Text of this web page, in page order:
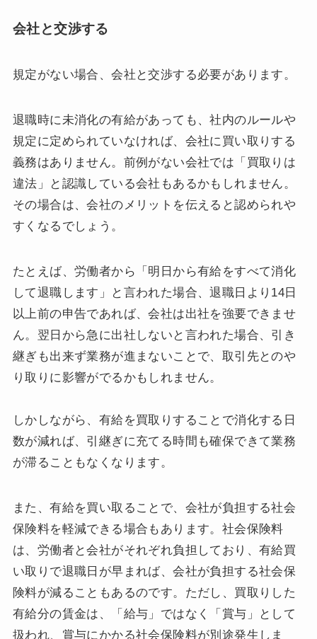
会社と交渉する
規定がない場合、会社と交渉する必要があります。
退職時に未消化の有給があっても、社内のルールや
規定に定められていなければ、会社に買い取りする
義務はありません。前例がない会社では「買取りは
違法」と認識している会社もあるかもしれません。
その場合は、会社のメリットを伝えると認められや
すくなるでしょう。
たとえば、労働者から「明日から有給をすべて消化
して退職します」と言われた場合、退職日より14日
以上前の申告であれば、会社は出社を強要できませ
ん。翌日から急に出社しないと言われた場合、引き
継ぎも出来ず業務が進まないことで、取引先とのや
り取りに影響がでるかもしれません。
しかしながら、有給を買取りすることで消化する日
数が減れば、引継ぎに充てる時間も確保できて業務
が滞ることもなくなります。
また、有給を買い取ることで、会社が負担する社会
保険料を軽減できる場合もあります。社会保険料
は、労働者と会社がそれぞれ負担しており、有給買
い取りで退職日が早まれば、会社が負担する社会保
険料が減ることもあるのです。ただし、買取りした
有給分の賃金は、「給与」ではなく「賞与」として
扱われ、賞与にかかる社会保険料が別途発生しま